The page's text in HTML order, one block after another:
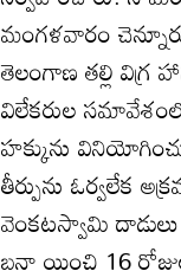
మంగళవారం
తెలంగాణ తల్లి విగ్ర
విలేకరుల
హక్కును
తీర్పును ఓర్వలేక
వెంకటస్వామి దాడులు
బనా యించి 16